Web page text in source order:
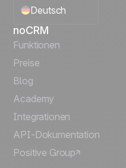
Deutsch
English
Español
Português
Italiano
noCRM
Funktionen
Preise
Blog
Academy
Integrationen
API-Dokumentation
Positive Group